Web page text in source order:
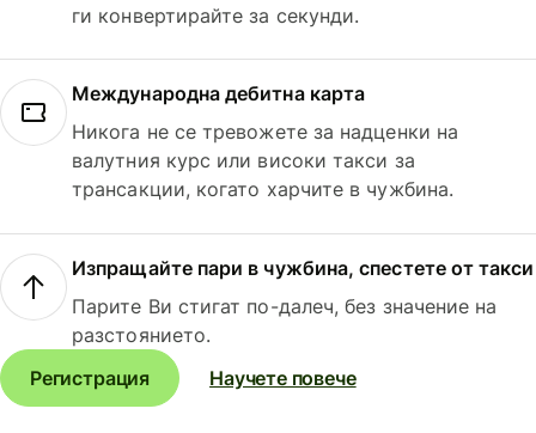
ги конвертирайте за секунди.
Международна дебитна карта
Никога не се тревожете за надценки на
валутния курс или високи такси за
трансакции, когато харчите в чужбина.
Изпращайте пари в чужбина, спестете от такси
Парите Ви стигат по-далеч, без значение на
разстоянието.
Регистрация
Научете повече